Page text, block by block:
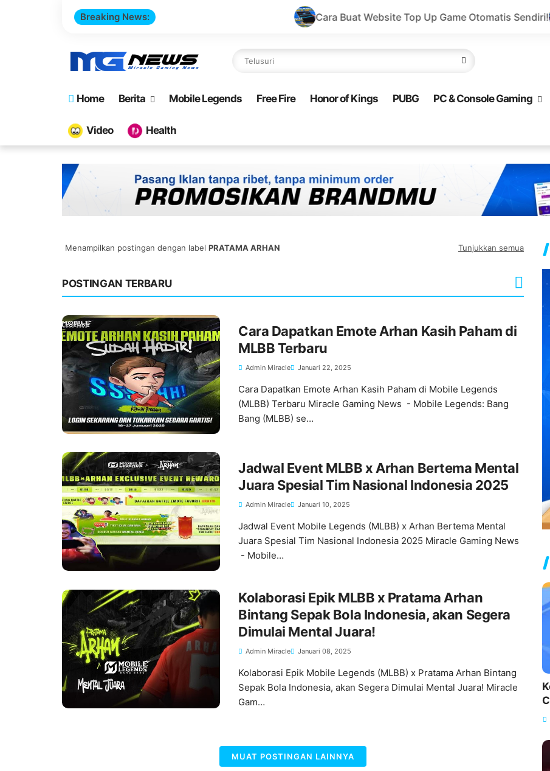
Breaking News: Cara Buat Website Top Up Game Otomatis Sendiri! Buat
Home Berita Mobile Legends Free Fire Honor of Kings PUBG PC & Console Gaming
Video Health
Menampilkan postingan dengan label PRATAMA ARHAN Tunjukkan semua
POSTINGAN TERBARU
Cara Dapatkan Emote Arhan Kasih Paham di
MLBB Terbaru
Admin Miracle Januari 22, 2025
Cara Dapatkan Emote Arhan Kasih Paham di Mobile Legends
(MLBB) Terbaru Miracle Gaming News - Mobile Legends: Bang
Bang (MLBB) se…
Jadwal Event MLBB x Arhan Bertema Mental
Juara Spesial Tim Nasional Indonesia 2025
Admin Miracle Januari 10, 2025
Jadwal Event Mobile Legends (MLBB) x Arhan Bertema Mental
Juara Spesial Tim Nasional Indonesia 2025 Miracle Gaming News
- Mobile…
Kolaborasi Epik MLBB x Pratama Arhan
Bintang Sepak Bola Indonesia, akan Segera
Dimulai Mental Juara!
Admin Miracle Januari 08, 2025
Kolaborasi Epik Mobile Legends (MLBB) x Pratama Arhan Bintang
Sepak Bola Indonesia, akan Segera Dimulai Mental Juara! Miracle
Gam…
MUAT POSTINGAN LAINNYA